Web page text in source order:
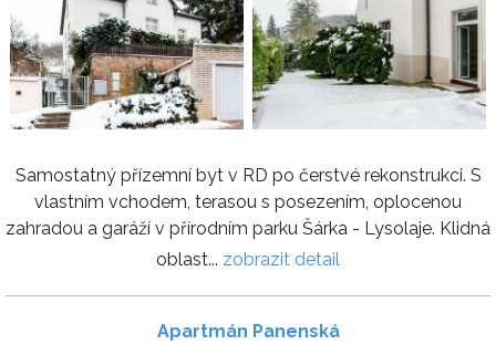
Samostatný přízemní byt v RD po čerstvé rekonstrukci. S
vlastním vchodem, terasou s posezením, oplocenou
zahradou a garáží v přírodním parku Šárka - Lysolaje. Klidná
oblast... zobrazit detail
Apartmán Panenská